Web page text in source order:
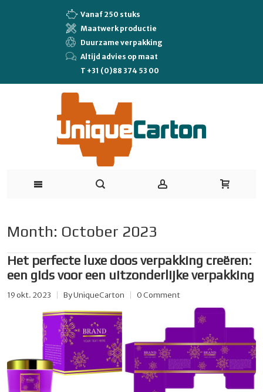
Vanaf 250 stuks
Maatwerk productie
Duurzame verpakking
Altijd advies op maat
T +31 (0)88 374 53 00
Month: October 2023
Het perfecte luxe doos verpakking creëren:
een gids voor een uitzonderlijke verpakking
19 okt. 2023 ByUniqueCarton 0 Comment